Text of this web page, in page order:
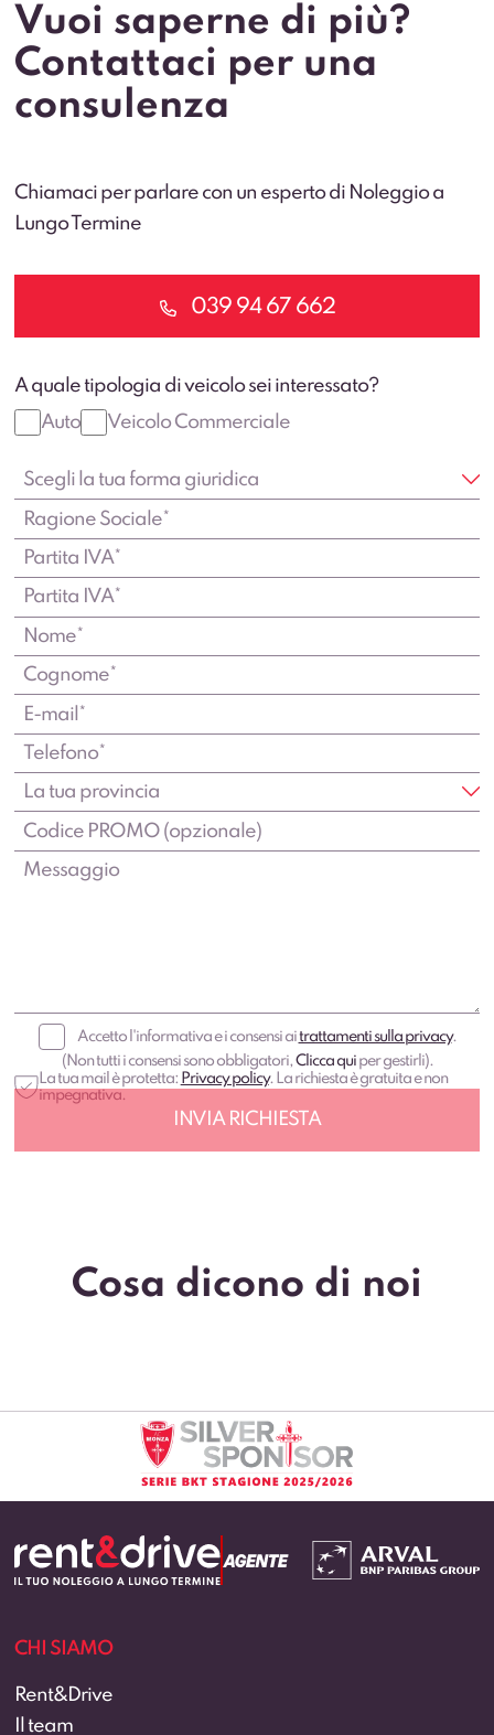
Vuoi saperne di più?
Contattaci per una
consulenza
Chiamaci per parlare con un esperto di Noleggio a
Lungo Termine
039 94 67 662
A quale tipologia di veicolo sei interessato?
Auto
Veicolo Commerciale
Accetto l'informativa e i consensi aitrattamenti sulla privacy.
(Non tutti i consensi sono obbligatori, Clicca quiper gestirli).
La tua mail è protetta: Privacy policy. La richiesta è gratuita e non
impegnativa.
Cosa dicono di noi
INFO UTILI
E-book
Vantaggi noleggio lungo termine